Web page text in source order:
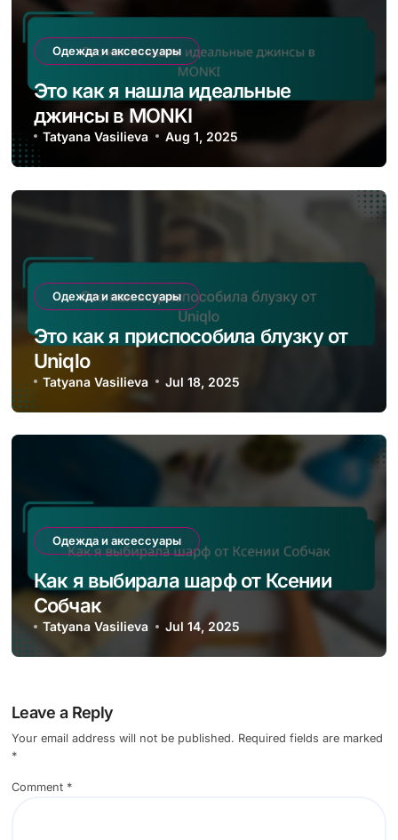
Одежда и аксессуары
Это как я нашла идеальные
джинсы в MONKI
Tatyana Vasilieva Aug 1, 2025
Одежда и аксессуары
Это как я приспособила блузку от
Uniqlo
Tatyana Vasilieva Jul 18, 2025
Одежда и аксессуары
Как я выбирала шарф от Ксении
Собчак
Tatyana Vasilieva Jul 14, 2025
Leave a Reply
Your email address will not be published. Required fields are marked
*
Comment *